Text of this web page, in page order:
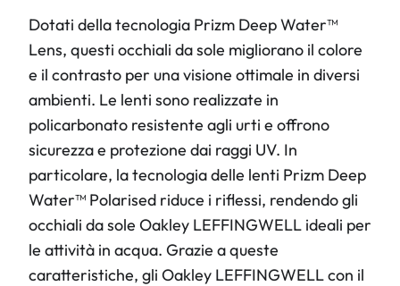
Dotati della tecnologia Prizm Deep Water™
Lens, questi occhiali da sole migliorano il colore
e il contrasto per una visione ottimale in diversi
ambienti. Le lenti sono realizzate in
policarbonato resistente agli urti e offrono
sicurezza e protezione dai raggi UV. In
particolare, la tecnologia delle lenti Prizm Deep
Water™ Polarised riduce i riflessi, rendendo gli
occhiali da sole Oakley LEFFINGWELL ideali per
le attività in acqua. Grazie a queste
caratteristiche, gli Oakley LEFFINGWELL con il